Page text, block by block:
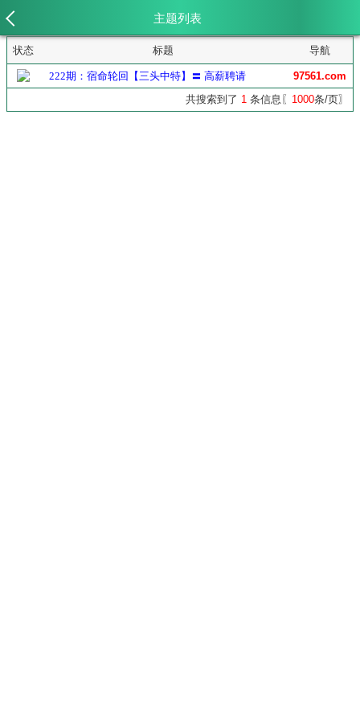
主题列表
状态 标题 导航
222期：宿命轮回【三头中特】〓 高薪聘请
97561.com
共搜索到了 1 条信息〖 1000条/页〗